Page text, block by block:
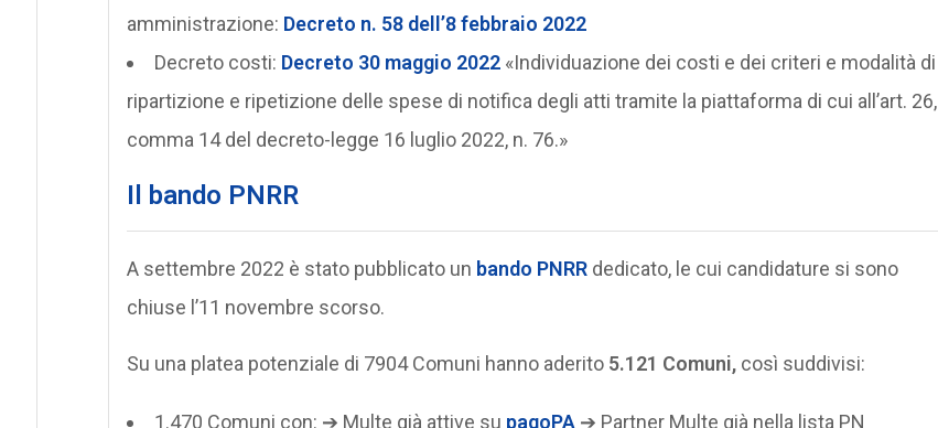
amministrazione: Decreto n. 58 dell’8 febbraio 2022
Decreto costi: Decreto 30 maggio 2022«Individuazione dei costi e dei criteri e modalità di
ripartizione e ripetizione delle spese di notifica degli atti tramite la piattaforma di cui all’art. 26,
comma 14 del decreto-legge 16 luglio 2022, n. 76.»
Il bando PNRR
A settembre 2022 è stato pubblicato un bando PNRRdedicato, le cui candidature si sono
chiuse l’11 novembre scorso.
Su una platea potenziale di 7904 Comuni hanno aderito 5.121 Comuni, così suddivisi:
1.470 Comuni con: ➔ Multe già attive su pagoPA ➔ Partner Multe già nella lista PN